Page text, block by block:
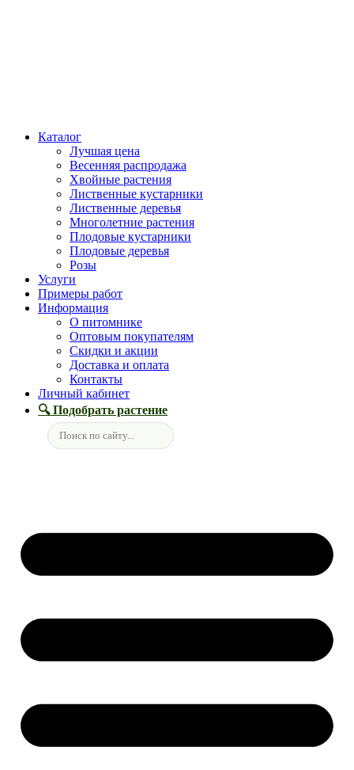
Каталог
Лучшая цена
Весенняя распродажа
Хвойные растения
Лиственные кустарники
Лиственные деревья
Многолетние растения
Плодовые кустарники
Плодовые деревья
Розы
Услуги
Примеры работ
Информация
О питомнике
Оптовым покупателям
Скидки и акции
Доставка и оплата
Контакты
Личный кабинет
🔍 Подобрать растение